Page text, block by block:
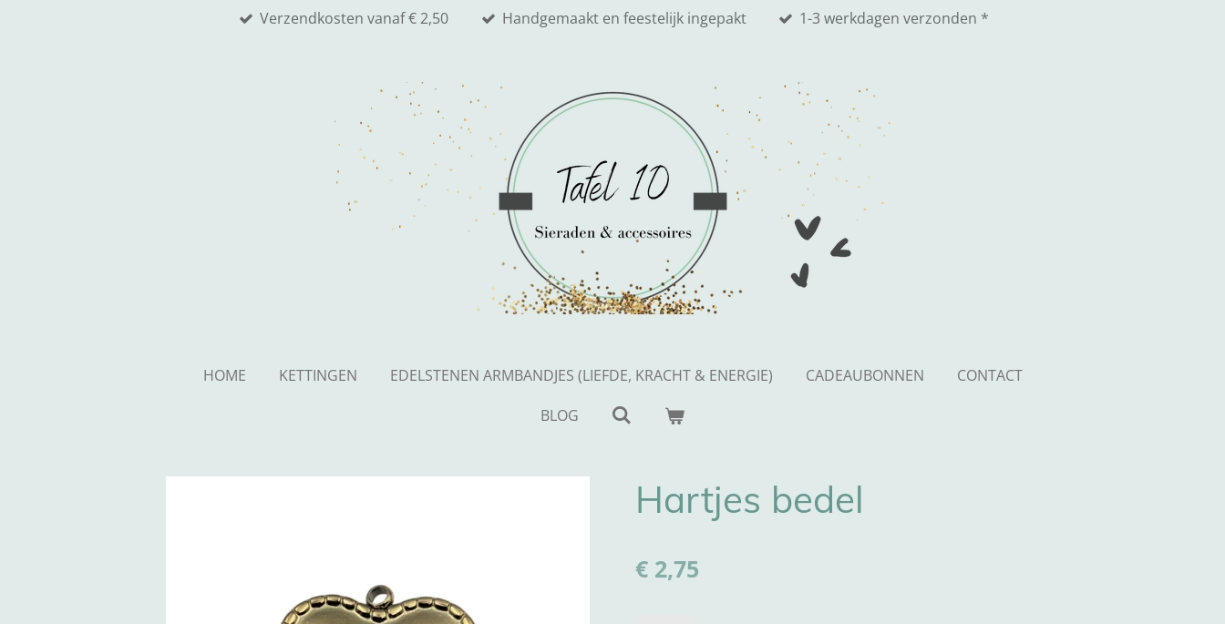
Verzendkosten vanaf € 2,50 Handgemaakt en feestelijk ingepakt 1-3 werkdagen verzonden *
HOME KETTINGEN EDELSTENEN ARMBANDJES (LIEFDE, KRACHT & ENERGIE) CADEAUBONNEN
CONTACT
BLOG
Hartjes bedel
€ 2,75